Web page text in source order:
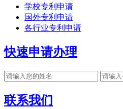
学校专利申请
国外专利申请
各行业专利申请
快速申请办理
联系我们